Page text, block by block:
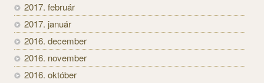
2017. február
2017. január
2016. december
2016. november
2016. október